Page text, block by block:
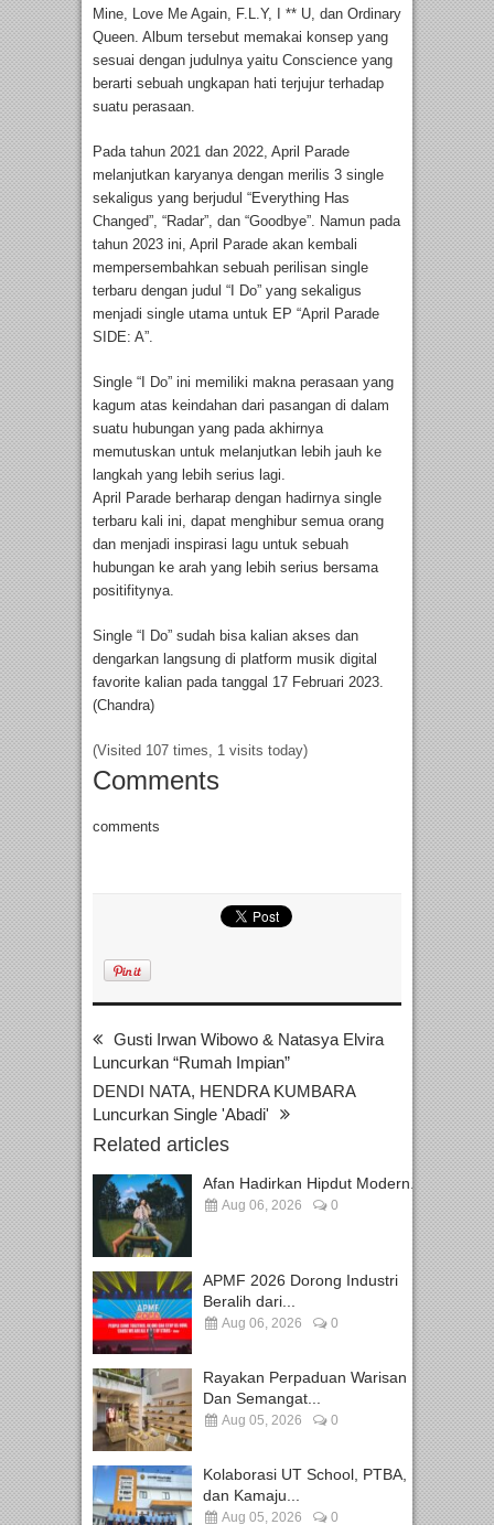
Mine, Love Me Again, F.L.Y, I ** U, dan Ordinary
Queen. Album tersebut memakai konsep yang
sesuai dengan judulnya yaitu Conscience yang
berarti sebuah ungkapan hati terjujur terhadap
suatu perasaan.
Pada tahun 2021 dan 2022, April Parade
melanjutkan karyanya dengan merilis 3 single
sekaligus yang berjudul “Everything Has
Changed”, “Radar”, dan “Goodbye”. Namun pada
tahun 2023 ini, April Parade akan kembali
mempersembahkan sebuah perilisan single
terbaru dengan judul “I Do” yang sekaligus
menjadi single utama untuk EP “April Parade
SIDE: A”.
Single “I Do” ini memiliki makna perasaan yang
kagum atas keindahan dari pasangan di dalam
suatu hubungan yang pada akhirnya
memutuskan untuk melanjutkan lebih jauh ke
langkah yang lebih serius lagi.
April Parade berharap dengan hadirnya single
terbaru kali ini, dapat menghibur semua orang
dan menjadi inspirasi lagu untuk sebuah
hubungan ke arah yang lebih serius bersama
positifitynya.
Single “I Do” sudah bisa kalian akses dan
dengarkan langsung di platform musik digital
favorite kalian pada tanggal 17 Februari 2023.
(Chandra)
(Visited 107 times, 1 visits today)
Comments
comments
Gusti Irwan Wibowo & Natasya Elvira
Luncurkan “Rumah Impian”
DENDI NATA, HENDRA KUMBARA
Luncurkan Single 'Abadi'
Related articles
Afan Hadirkan Hipdut Modern...
Aug 06, 2026 0
APMF 2026 Dorong Industri
Beralih dari...
Aug 06, 2026 0
Rayakan Perpaduan Warisan
Dan Semangat...
Aug 05, 2026 0
Kolaborasi UT School, PTBA,
dan Kamaju...
Aug 05, 2026 0